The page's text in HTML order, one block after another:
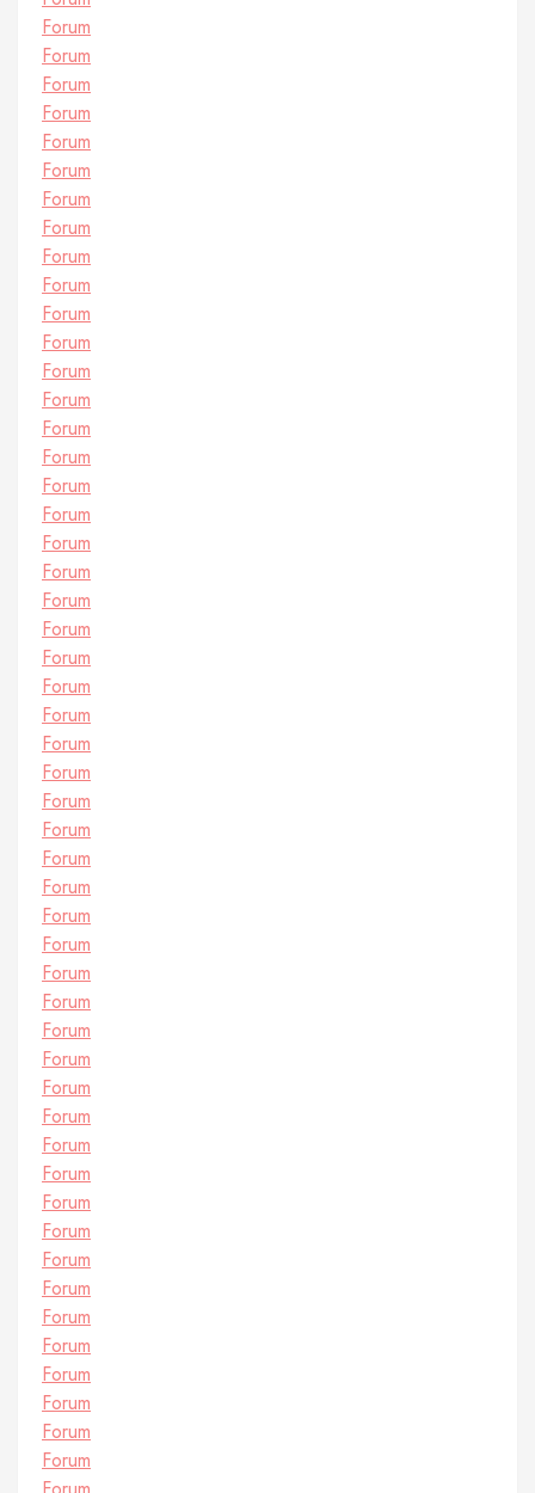
Forum
Forum
Forum
Forum
Forum
Forum
Forum
Forum
Forum
Forum
Forum
Forum
Forum
Forum
Forum
Forum
Forum
Forum
Forum
Forum
Forum
Forum
Forum
Forum
Forum
Forum
Forum
Forum
Forum
Forum
Forum
Forum
Forum
Forum
Forum
Forum
Forum
Forum
Forum
Forum
Forum
Forum
Forum
Forum
Forum
Forum
Forum
Forum
Forum
Forum
Forum